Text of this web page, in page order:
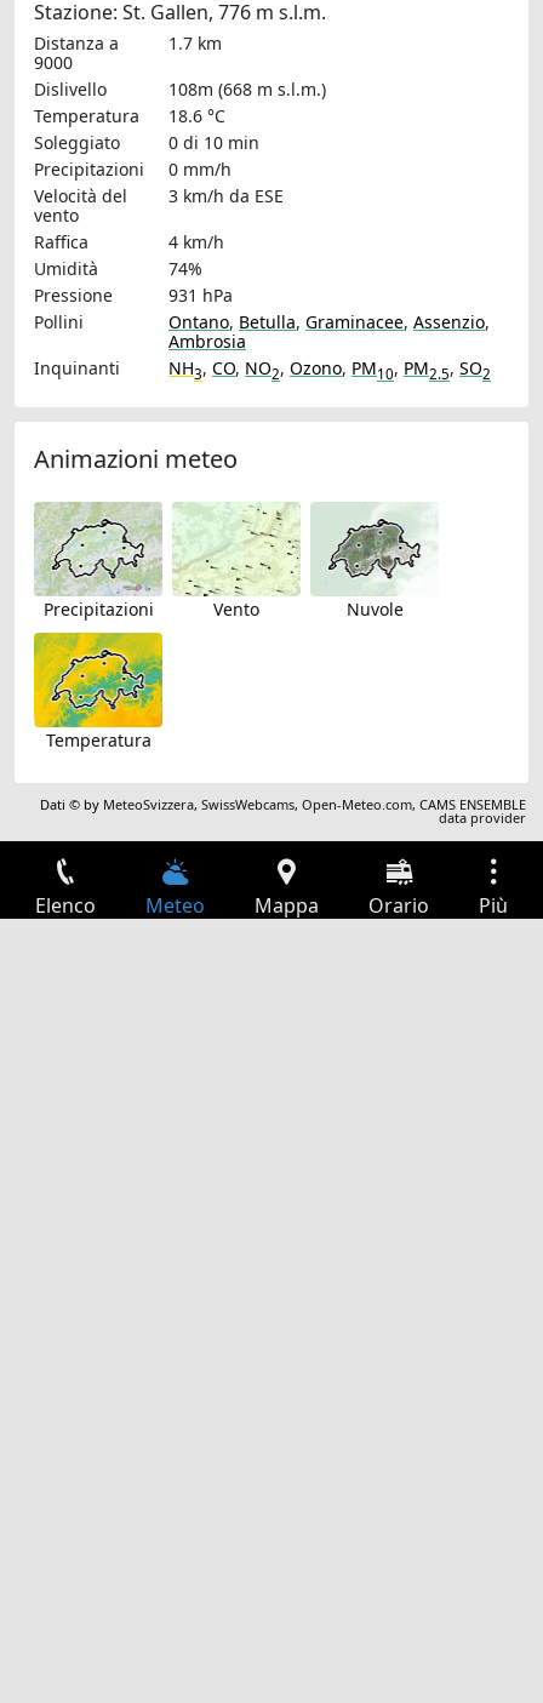
Stazione: St. Gallen, 776 m s.l.m.
Distanza a
9000
1.7 km
Dislivello
108m (668 m s.l.m.)
Temperatura
18.6 °C
Soleggiato
0 di 10 min
Precipitazioni
0 mm/h
Velocità del
vento
3 km/h da ESE
Raffica
4 km/h
Umidità
74%
Pressione
931 hPa
Pollini
Ontano, Betulla, Graminacee, Assenzio,
Ambrosia
Inquinanti
NH3, CO, NO2, Ozono, PM10, PM2.5, SO2
Animazioni meteo
Precipitazioni Vento Nuvole
Temperatura
Dati © by MeteoSvizzera,SwissWebcams,Open-Meteo.com,CAMS ENSEMBLE
data provider
Elenco Meteo Mappa Orario Più